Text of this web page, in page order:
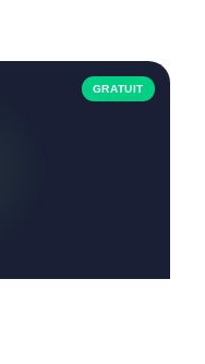
GRATUIT